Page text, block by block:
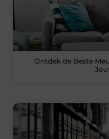
Ontdek de Beste